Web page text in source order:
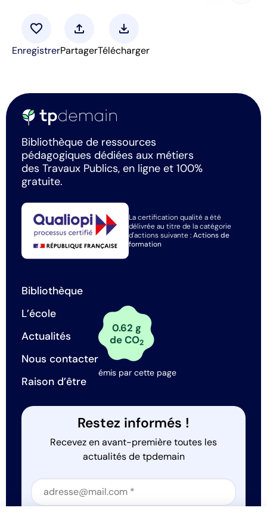
favorite
Enregistrer
upload
Partager
download
Télécharger
Bibliothèque de ressources
pédagogiques dédiées aux métiers
des Travaux Publics, en ligne et 100%
gratuite.
La certification qualité a été
délivrée au titre de la catégorie
d'actions suivante :Actions de
formation
Bibliothèque
L’école
Actualités
Nous contacter
Raison d’être
0.62 g
de CO2
émis par cette page
Restez informés !
Recevez en avant-première toutes les
actualités de tpdemain
Section